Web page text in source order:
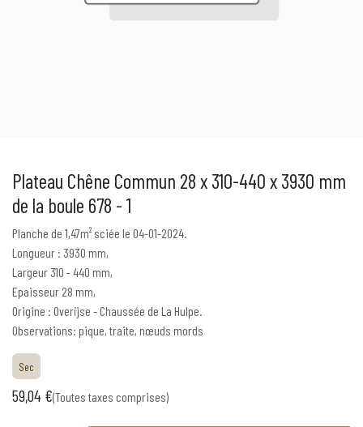
Plateau Chêne Commun 28 x 310-440 x 3930 mm
de la boule 678 - 1
Planche de 1,47m² sciée le 04-01-2024.
Longueur : 3930 mm,
Largeur 310 - 440 mm,
Epaisseur 28 mm,
Origine : Overijse - Chaussée de La Hulpe.
Observations: pique, traite, nœuds mords
Sec
59,04 €(Toutes taxes comprises)